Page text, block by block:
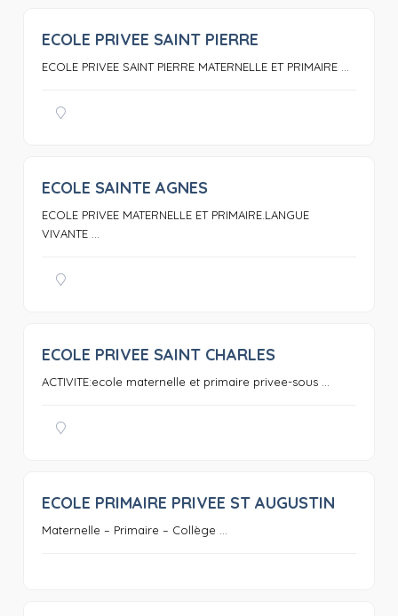
ECOLE PRIVEE SAINT PIERRE
ECOLE PRIVEE SAINT PIERRE MATERNELLE ET PRIMAIRE ...
ECOLE SAINTE AGNES
ECOLE PRIVEE MATERNELLE ET PRIMAIRE.LANGUE
VIVANTE ...
ECOLE PRIVEE SAINT CHARLES
ACTIVITE:ecole maternelle et primaire privee-sous ...
0
ECOLE PRIMAIRE PRIVEE ST AUGUSTIN
Maternelle – Primaire – Collège ...